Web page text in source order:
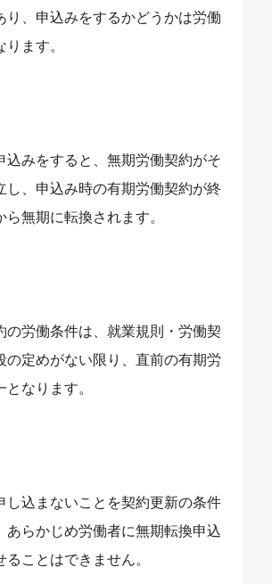
り、申込みをするかどうかは労働
ます。
込みをすると、無期労働契約がそ
し、申込み時の有期労働契約が終
無期に転換されます。
の労働条件は、就業規則・労働契
の定めがない限り、直前の有期労
なります。
し込まないことを契約更新の条件
あらかじめ労働者に無期転換申込
ことはできません。